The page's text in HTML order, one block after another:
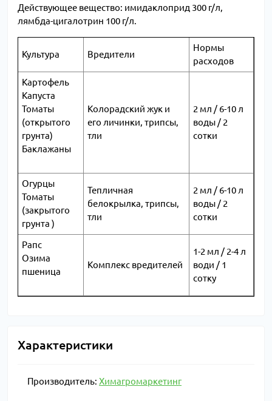
Действующее вещество: имидаклоприд 300 г/л,
лямбда-цигалотрин 100 г/л.
Культура Вредители
Нормы
расходов
Картофель
Капуста
Томаты
(открытого
грунта)
Баклажаны
Колорадский жук и
его личинки, трипсы,
тли
2 мл / 6-10 л
воды / 2
сотки
Огурцы
Томаты
(закрытого
грунта )
Тепличная
белокрылка, трипсы,
тли
2 мл / 6-10 л
воды / 2
сотки
Рапс
Озима
пшеница
Комплекс вредителей
1-2 мл / 2-4 л
води / 1
сотку
Характеристики
Производитель: Химагромаркетинг